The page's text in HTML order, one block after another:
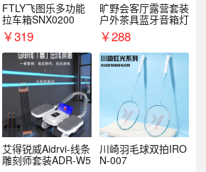
FTLY飞图乐多功能
拉车箱SNX0200
￥319
旷野会客厅露营套装
户外茶具蓝牙音箱灯
￥288
艾得锐威Aidrvi-线条
雕刻师套装ADR-W5
川崎羽毛球双拍IRO
N-007